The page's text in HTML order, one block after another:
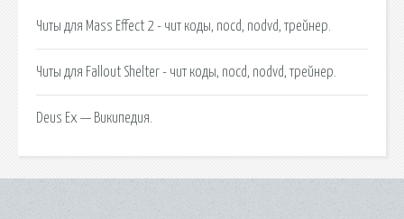
Читы для Mass Effect 2 - чит коды, nocd, nodvd, трейнер.
Читы для Fallout Shelter - чит коды, nocd, nodvd, трейнер.
Deus Ex — Википедия.